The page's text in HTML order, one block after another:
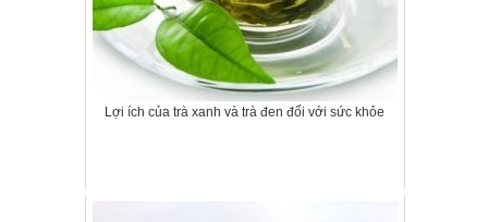
Lợi ích của trà xanh và trà đen đối với sức khỏe